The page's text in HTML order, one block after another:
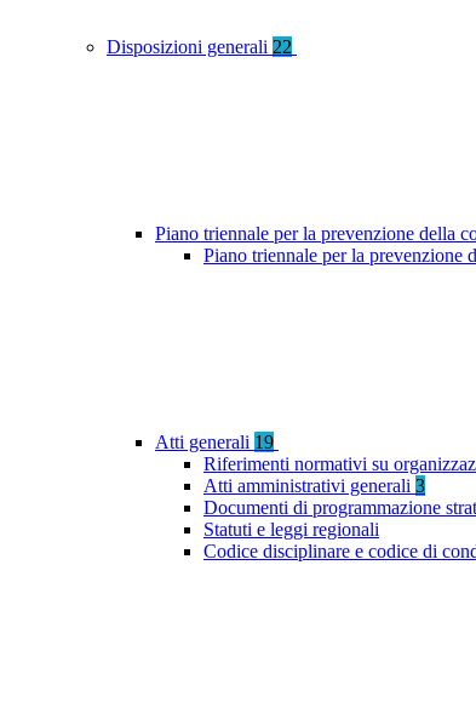
Disposizioni generali 22
Piano triennale per la prevenzione della
Piano triennale per la prevenzione
Atti generali 19
Riferimenti normativi su
Atti amministrativi generali 3
Documenti di programmazione
Statuti e leggi regionali
Codice disciplinare e codice di